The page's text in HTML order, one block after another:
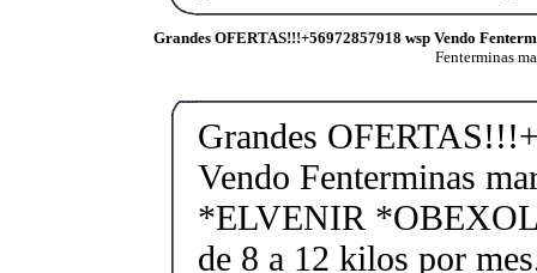
Grandes OFERTAS!!!+56972857918 wsp Vendo
Fenterminas
Grandes
Vendo Fenterminas
*ELVENIR
de 8 a 12 kilos por